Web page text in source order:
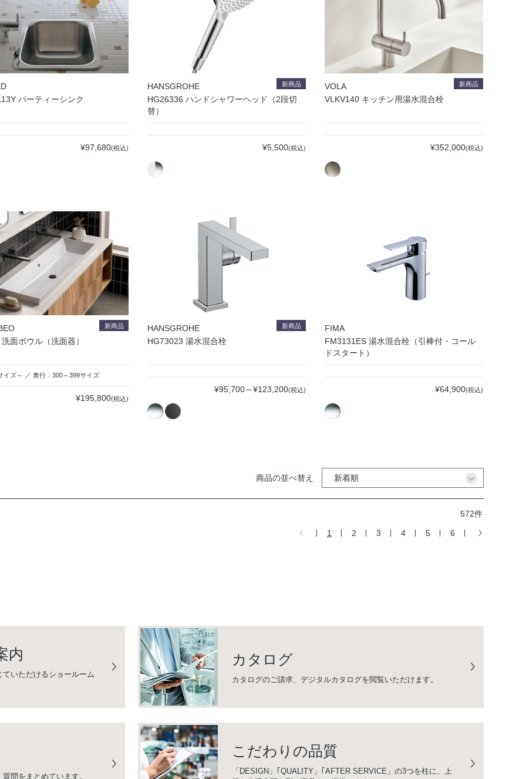
パーティーシンク
¥97,680(税込)
新商品
HANSGROHE
HG26336 ハンドシャワーヘッド（2段切
替）
¥5,500(税込)
新商品
VOLA
VLKV140 キッチン用湯水混合栓
¥352,000(税込)
新商品
面ボウル（洗面器）
イズ～ ／ 奥行：300～399サイズ
¥195,800(税込)
新商品
HANSGROHE
HG73023 湯水混合栓
¥95,700～¥123,200(税込)
FIMA
FM3131ES 湯水混合栓（引棒付・コール
ドスタート）
¥64,900(税込)
商品の並べ替え
572件
1 2 3 4 5 6
内
いただけるショールーム
カタログ
カタログのご請求、デジタルカタログを閲覧いただけます。
問をまとめています。
こだわりの品質
「DESIGN」｢QUALITY」｢AFTER SERVICE」の3つを柱に、上